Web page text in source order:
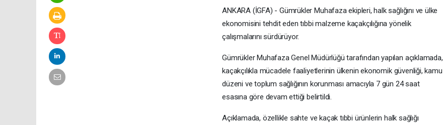
ANKARA (İGFA) - Gümrükler Muhafaza ekipleri, halk sağlığını ve ülke
ekonomisini tehdit eden tıbbi malzeme kaçakçılığına yönelik
çalışmalarını sürdürüyor.
Gümrükler Muhafaza Genel Müdürlüğü tarafından yapılan açıklamada,
kaçakçılıkla mücadele faaliyetlerinin ülkenin ekonomik güvenliği, kamu
düzeni ve toplum sağlığının korunması amacıyla 7 gün 24 saat
esasına göre devam ettiği belirtildi.
Açıklamada, özellikle sahte ve kaçak tıbbi ürünlerin halk sağlığı